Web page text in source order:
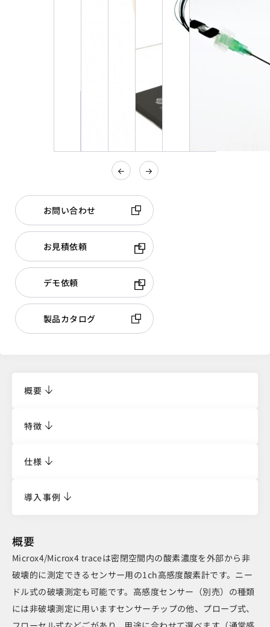
お問い合わせ
お見積依頼
デモ依頼
製品カタログ
概要
特徴
仕様
導入事例
概要
Microx4/Microx4 traceは密閉空間内の酸素濃度を外部から非
破壊的に測定できるセンサー用の1ch高感度酸素計です。ニー
ドル式の破壊測定も可能です。高感度センサー（別売）の種類
には非破壊測定に用いますセンサーチップの他、プローブ式、